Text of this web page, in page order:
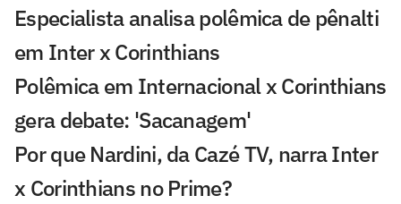
Especialista analisa polêmica de pênalti
em Inter x Corinthians
Polêmica em Internacional x Corinthians
gera debate: 'Sacanagem'
Por que Nardini, da Cazé TV, narra Inter
x Corinthians no Prime?